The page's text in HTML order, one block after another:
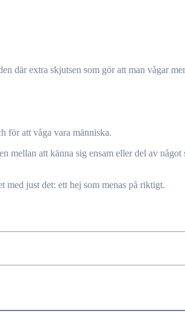
där extra skjutsen som gör att man vågar
för att våga vara människa.
att känna sig ensam eller del av
just det: ett hej som menas på riktigt.